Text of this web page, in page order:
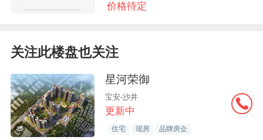
价格待定
关注此楼盘也关注
星河荣御
宝安-沙井
更新中
住宅 现房 品牌房企